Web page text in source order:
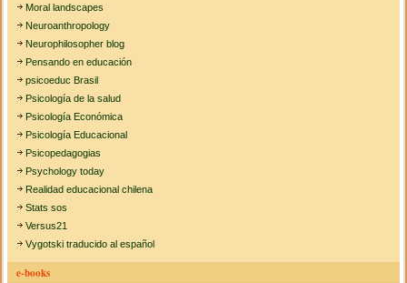
Moral landscapes
Neuroanthropology
Neurophilosopher blog
Pensando en educación
psicoeduc Brasil
Psicología de la salud
Psicología Económica
Psicología Educacional
Psicopedagogias
Psychology today
Realidad educacional chilena
Stats sos
Versus21
Vygotski traducido al español
e-books